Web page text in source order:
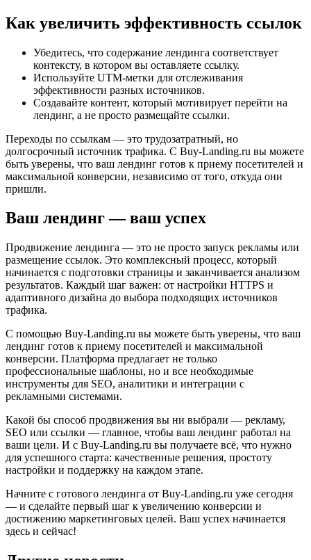
Как увеличить эффективность ссылок
Убедитесь, что содержание лендинга соответствует
контексту, в котором вы оставляете ссылку.
Используйте UTM-метки для отслеживания
эффективности разных источников.
Создавайте контент, который мотивирует перейти на
лендинг, а не просто размещайте ссылки.
Переходы по ссылкам — это трудозатратный, но
долгосрочный источник трафика. С Buy-Landing.ru вы можете
быть уверены, что ваш лендинг готов к приему посетителей и
максимальной конверсии, независимо от того, откуда они
пришли.
Ваш лендинг — ваш успех
Продвижение лендинга — это не просто запуск рекламы или
размещение ссылок. Это комплексный процесс, который
начинается с подготовки страницы и заканчивается анализом
результатов. Каждый шаг важен: от настройки HTTPS и
адаптивного дизайна до выбора подходящих источников
трафика.
С помощью Buy-Landing.ru вы можете быть уверены, что ваш
лендинг готов к приему посетителей и максимальной
конверсии. Платформа предлагает не только
профессиональные шаблоны, но и все необходимые
инструменты для SEO, аналитики и интеграции с
рекламными системами.
Какой бы способ продвижения вы ни выбрали — рекламу,
SEO или ссылки — главное, чтобы ваш лендинг работал на
ваши цели. И с Buy-Landing.ru вы получаете всё, что нужно
для успешного старта: качественные решения, простоту
настройки и поддержку на каждом этапе.
Начните с готового лендинга от Buy-Landing.ru уже сегодня
— и сделайте первый шаг к увеличению конверсии и
достижению маркетинговых целей. Ваш успех начинается
здесь и сейчас!